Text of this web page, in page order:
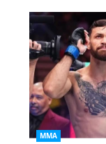
ММА